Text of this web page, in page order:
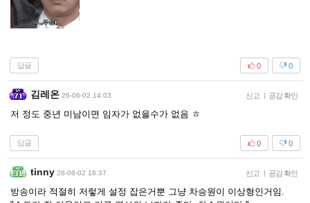
답글 0
0
김레온 26-06-02 14:03 신고 | 공감 확인
저 정도 중년 미남이면 임자가 없을수가 없음 ㅎ
답글 0
0
tinny 26-06-02 16:37 신고 | 공감 확인
방송이라 적절히 저렇게 설정 잡은거뿐 그냥 차승원이 이상형인거임.